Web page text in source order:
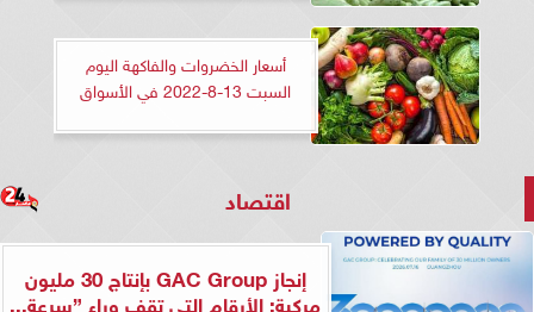
أسعار الخضروات والفاكهة اليوم
السبت 13-8-2022 في الأسواق
اقتصاد
إنجاز GAC Group بإنتاج 30 مليون
مركبة: الأرقام التي تقف وراء ”سرعة...